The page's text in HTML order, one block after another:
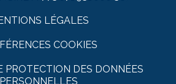
LÉGALES
COOKIES
PROTECTION DES DONNÉES
PERSONNELLES